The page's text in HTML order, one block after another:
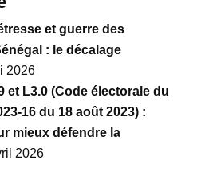
et guerre des
: le décalage
2026
et L3.0 (Code électorale du
16 du 18 août 2023) :
mieux défendre la
2026